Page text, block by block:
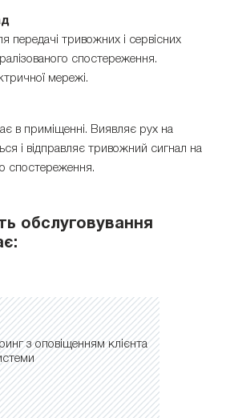
передачі тривожних і сервісних
спостереження.
мережі.
в приміщенні. Виявляє рух на
і відправляє тривожний сигнал на
спостереження.
обслуговування
з оповіщенням клієнта